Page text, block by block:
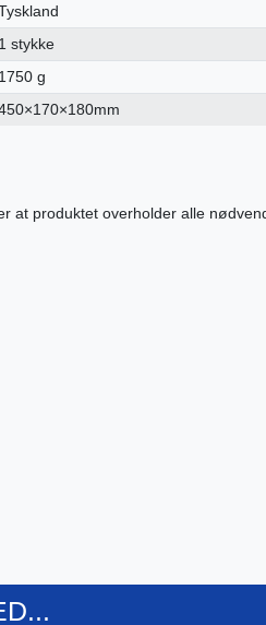
1 stykke
1750 g
at produktet overholder alle